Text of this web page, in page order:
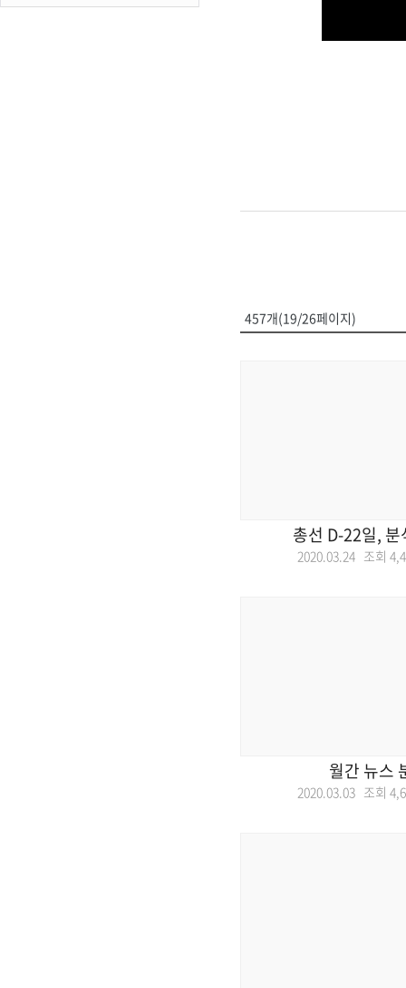
457개(19/26페이지)
총선 D-22일, 분
2020.03.24 조회
월간 뉴스
2020.03.03 조회